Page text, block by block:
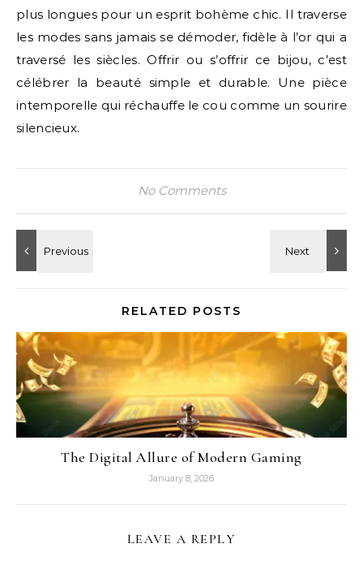
plus longues pour un esprit bohème chic. Il traverse
les modes sans jamais se démoder, fidèle à l’or qui a
traversé les siècles. Offrir ou s’offrir ce bijou, c’est
célébrer la beauté simple et durable. Une pièce
intemporelle qui réchauffe le cou comme un sourire
silencieux.
No Comments
RELATED POSTS
The Digital Allure of Modern Gaming
January 8, 2026
LEAVE A REPLY